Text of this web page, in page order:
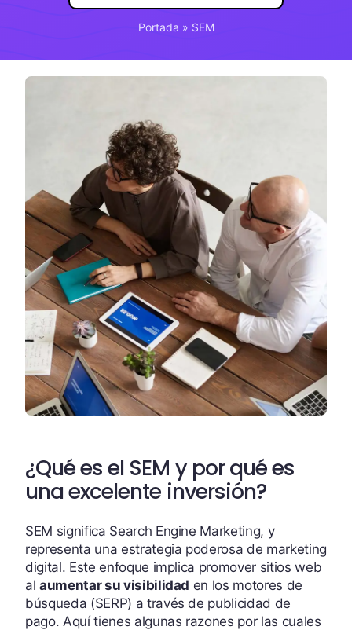
Portada » SEM
¿Qué es el SEM y por qué es
una excelente inversión?
SEM significa Search Engine Marketing, y
representa una estrategia poderosa de marketing
digital. Este enfoque implica promover sitios web
al aumentar su visibilidad en los motores de
búsqueda (SERP) a través de publicidad de
pago. Aquí tienes algunas razones por las cuales